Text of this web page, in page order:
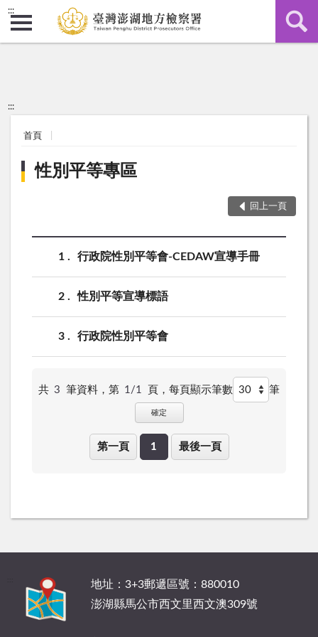
:::
:::
首頁
性別平等專區
回上一頁
1 行政院性別平等會-CEDAW宣導手冊
2 性別平等宣導標語
3 行政院性別平等會
共 3 筆資料，第 1/1 頁， 每頁顯示筆數 筆
確定
第一頁 1 最後一頁
地址：3+3郵遞區號：880010
澎湖縣馬公市西文里西文澳309號